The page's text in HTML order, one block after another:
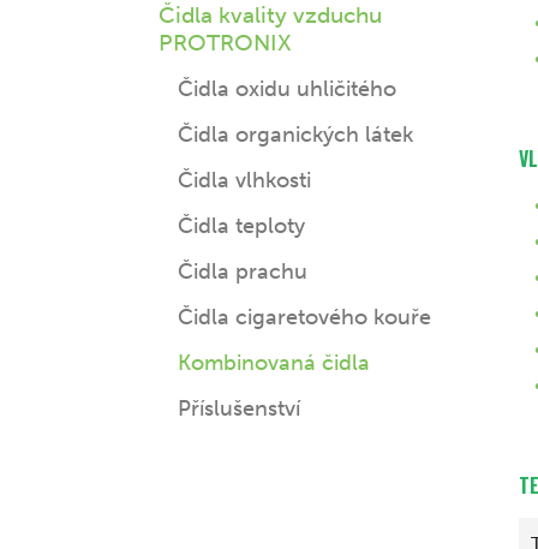
Čidla kvality vzduchu
PROTRONIX
Čidla oxidu uhličitého
Čidla organických látek
Čidla vlhkosti
Čidla teploty
Čidla prachu
Čidla cigaretového kouře
Kombinovaná čidla
Příslušenství